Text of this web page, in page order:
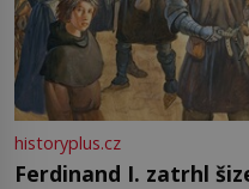
historyplus.cz
Ferdinand I. zatrhl